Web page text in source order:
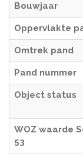
Bouwjaar
Oppervlakte
Omtrek pand
Pand nummer
Object status
WOZ waarde
53